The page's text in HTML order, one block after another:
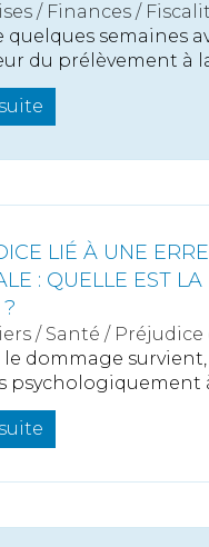
/ Finances /
quelques semaines
du prélèvement à
LIÉ À UNE
: QUELLE EST
/ Santé / Préjudice
le dommage survient,
psychologiquement